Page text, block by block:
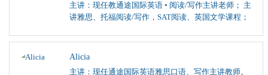
主讲：现任教通途国际英语 • 阅读/写作主讲老师； 主
讲雅思、托福阅读/写作，SAT阅读、英国文学课程；
Alicia
主讲：现任通途国际英语雅思口语、写作主讲教师。